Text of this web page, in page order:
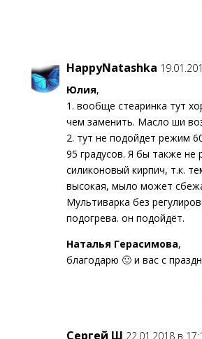
HappyNatashka
Юлия,
1. вообще стеаринка тут
чем заменить. Масло ши
2. тут не подойдет режим
95 градусов. Я бы также не
силиконовый кирпич, т.к.
высокая, мыло может
Мультиварка без
подогрева. он подойдёт.
Наталья Герасимова,
благодарю 🙂 и вас с
Сергей Ш 22.01.2018 в